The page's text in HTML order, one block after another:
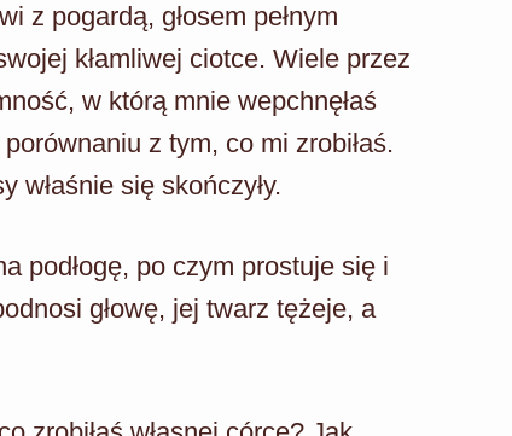
pogardą, głosem pełnym
kłamliwej ciotce. Wiele przez
w którą mnie wepchnęłaś
z tym, co mi zrobiłaś.
właśnie się skończyły.
podłogę, po czym prostuje się i
głowę, jej twarz tężeje, a